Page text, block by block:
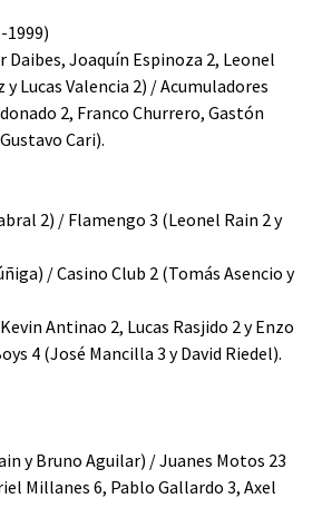
1999)
Daibes, Joaquín Espinoza 2, Leonel
Lucas Valencia 2) / Acumuladores
2, Franco Churrero, Gastón
Cari).
2) / Flamengo 3 (Leonel Rain 2 y
/ Casino Club 2 (Tomás Asencio y
Antinao 2, Lucas Rasjido 2 y Enzo
4 (José Mancilla 3 y David Riedel).
y Bruno Aguilar) / Juanes Motos 23
Millanes 6, Pablo Gallardo 3, Axel